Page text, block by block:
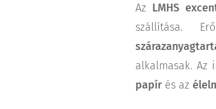
Az LMHS
szállítása.
alkalmasak.
papírés az